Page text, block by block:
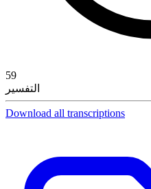
59
التفسير
Download all transcriptions